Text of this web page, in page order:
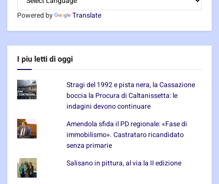
Powered by Translate
I piu letti di oggi
Stragi del 1992 e pista nera, la Cassazione
boccia la Procura di Caltanissetta: le
indagini devono continuare
Amendola sfida il PD regionale: «Fase di
immobilismo». Castrataro ricandidato
senza primarie
Salisano in pittura, al via la II edizione